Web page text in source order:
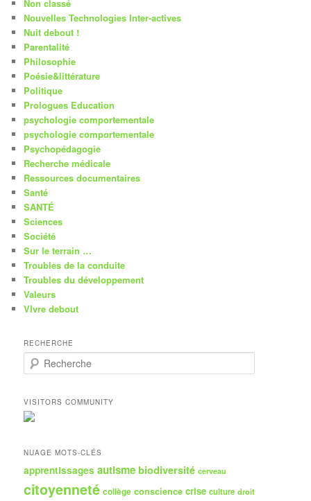
Non classé
Nouvelles Technologies Inter-actives
Nuit debout !
Parentalité
Philosophie
Poésie&littérature
Politique
Prologues Education
psychologie comportementale
psychologie comportementale
Psychopédagogie
Recherche médicale
Ressources documentaires
Santé
SANTÉ
Sciences
Société
Sur le terrain …
Troubles de la conduite
Troubles du développement
Valeurs
VIvre debout
RECHERCHE
e
h
e
r
h
VISITORS COMMUNITY
NUAGE MOTS-CLÉS
apprentissages autisme biodiversité cerveau
citoyenneté collège conscience crise culture droit